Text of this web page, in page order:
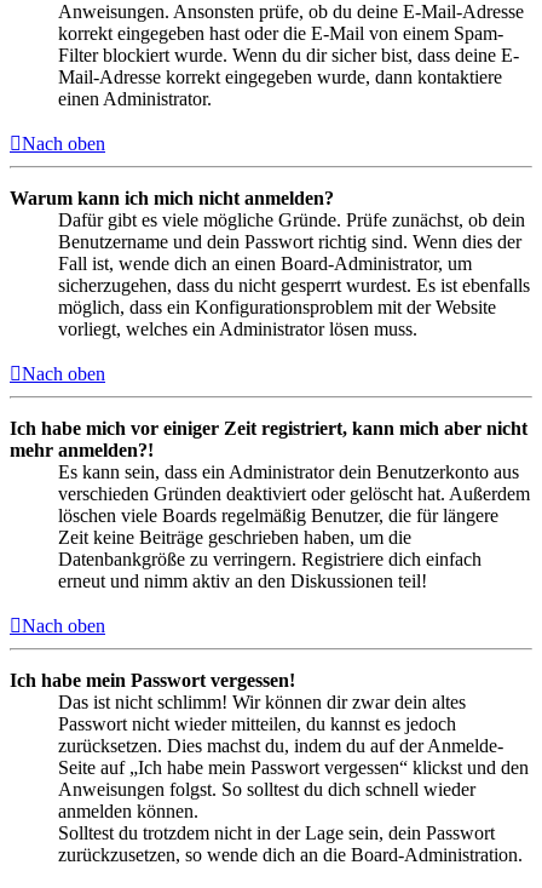
Anweisungen. Ansonsten prüfe, ob du deine E-Mail-Adresse
korrekt eingegeben hast oder die E-Mail von einem Spam-
Filter blockiert wurde. Wenn du dir sicher bist, dass deine E-
Mail-Adresse korrekt eingegeben wurde, dann kontaktiere
einen Administrator.
Nach oben
Warum kann ich mich nicht anmelden?
Dafür gibt es viele mögliche Gründe. Prüfe zunächst, ob dein
Benutzername und dein Passwort richtig sind. Wenn dies der
Fall ist, wende dich an einen Board-Administrator, um
sicherzugehen, dass du nicht gesperrt wurdest. Es ist ebenfalls
möglich, dass ein Konfigurationsproblem mit der Website
vorliegt, welches ein Administrator lösen muss.
Nach oben
Ich habe mich vor einiger Zeit registriert, kann mich aber nicht
mehr anmelden?!
Es kann sein, dass ein Administrator dein Benutzerkonto aus
verschieden Gründen deaktiviert oder gelöscht hat. Außerdem
löschen viele Boards regelmäßig Benutzer, die für längere
Zeit keine Beiträge geschrieben haben, um die
Datenbankgröße zu verringern. Registriere dich einfach
erneut und nimm aktiv an den Diskussionen teil!
Nach oben
Ich habe mein Passwort vergessen!
Das ist nicht schlimm! Wir können dir zwar dein altes
Passwort nicht wieder mitteilen, du kannst es jedoch
zurücksetzen. Dies machst du, indem du auf der Anmelde-
Seite auf „Ich habe mein Passwort vergessen“ klickst und den
Anweisungen folgst. So solltest du dich schnell wieder
anmelden können.
Solltest du trotzdem nicht in der Lage sein, dein Passwort
zurückzusetzen, so wende dich an die Board-Administration.